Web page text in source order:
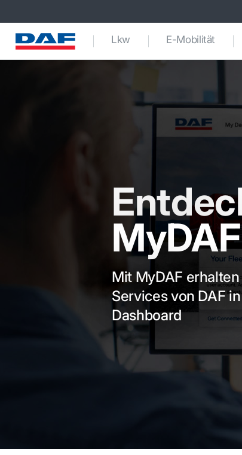
Lkw E-Mobilität
MyDAF
Mit MyDAF
Services von DAF
Dashboard